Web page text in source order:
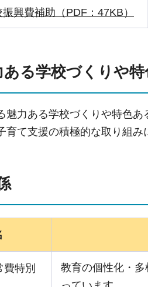
興費補助（PDF：47KB）
ある学校づくりや
魅力ある学校づくりや特色
育て支援の積極的な取り組み
費特別
教育の個性化・